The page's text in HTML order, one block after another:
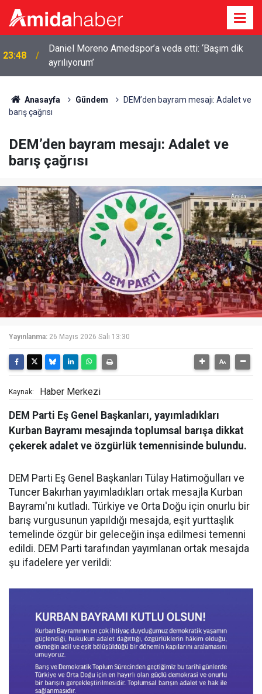
23:48
Daniel Moreno Amedspor’a veda etti: ‘Başım dik
ayrılıyorum’
Anasayfa Gündem
DEM’den bayram mesajı: Adalet ve
barış çağrısı
DEM’den bayram mesajı: Adalet ve
barış çağrısı
Yayınlanma: 26 Mayıs 2026 Salı 13:30
Kaynak: Haber Merkezi
DEM Parti Eş Genel Başkanları, yayımladıkları
Kurban Bayramı mesajında toplumsal barışa dikkat
çekerek adalet ve özgürlük temennisinde bulundu.
DEM Parti Eş Genel Başkanları Tülay Hatimoğulları ve
Tuncer Bakırhan yayımladıkları ortak mesajla Kurban
Bayramı'nı kutladı. Türkiye ve Orta Doğu için onurlu bir
barış vurgusunun yapıldığı mesajda, eşit yurttaşlık
temelinde özgür bir geleceğin inşa edilmesi temenni
edildi. DEM Parti tarafından yayımlanan ortak mesajda
şu ifadelere yer verildi: